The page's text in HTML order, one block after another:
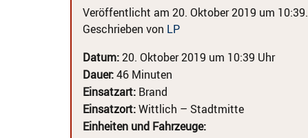
Veröffentlicht am 20. Oktober 2019 um 10:39.
Geschrieben von LP
Datum:20. Oktober 2019 um 10:39 Uhr
Dauer:46 Minuten
Einsatzart: Brand
Einsatzort:Wittlich – Stadtmitte
Einheiten und Fahrzeuge: